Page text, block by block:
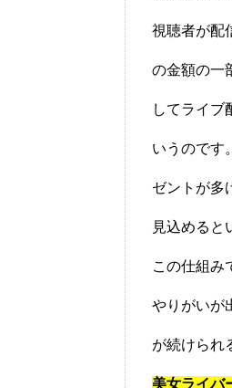
視聴者が配
の金額の一
してライブ
いうのです
ゼントが多
見込めると
この仕組み
やりがいが
が続けられ
美女ライバ